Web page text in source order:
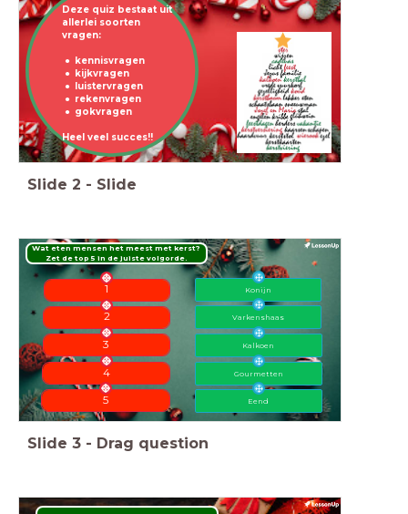
Deze quiz bestaat uit
allerlei soorten
vragen:
kennisvragen
kijkvragen
luistervragen
rekenvragen
gokvragen
Heel veel succes!!
Slide 2 - Slide
Wat eten mensen het meest met kerst?
Zet de top 5 in de juiste volgorde.
1
2
3
4
5
Konijn
Varkenshaas
Kalkoen
Gourmetten
Eend
Slide 3 - Drag question